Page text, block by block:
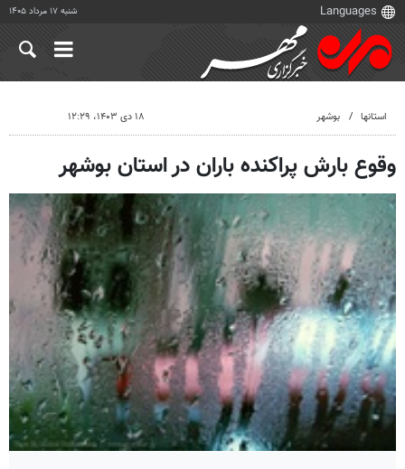
شنبه ۱۷ مرداد ۱۴۰۵
استانها بوشهر ۱۸ دی ۱۴۰۳، ۱۲:۲۹
وقوع بارش پراکنده باران در استان بوشهر